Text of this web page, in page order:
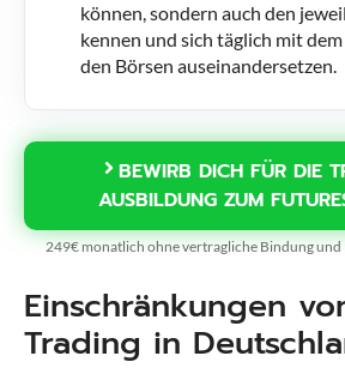
können, sondern auch den
kennen und sich täglich mit
den Börsen auseinandersetzen.
BEWIRB DICH FÜR DIE
AUSBILDUNG ZUM
249€ monatlich ohne vertragliche Bindung und
Einschränkungen
Trading in